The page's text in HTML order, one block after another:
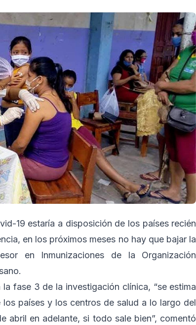
19 estaría a disposición de los países recién
en los próximos meses no hay que bajar la
en Inmunizaciones de la Organización
fase 3 de la investigación clínica, “se estima
países y los centros de salud a lo largo del
abril en adelante, si todo sale bien”, comentó